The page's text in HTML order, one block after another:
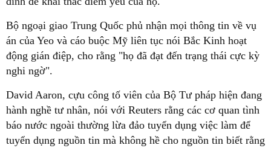
Bộ ngoại giao Trung Quốc phủ nhận mọi thông tin về vụ
án của Yeo và cáo buộc Mỹ liên tục nói Bắc Kinh hoạt
động gián điệp, cho rằng "họ đã đạt đến trạng thái cực kỳ
nghi ngờ".
David Aaron, cựu công tố viên của Bộ Tư pháp hiện đang
hành nghề tư nhân, nói với Reuters rằng các cơ quan tình
báo nước ngoài thường lừa đảo tuyển dụng việc làm để
tuyển dụng nguồn tin mà không hề cho nguồn tin biết rằng